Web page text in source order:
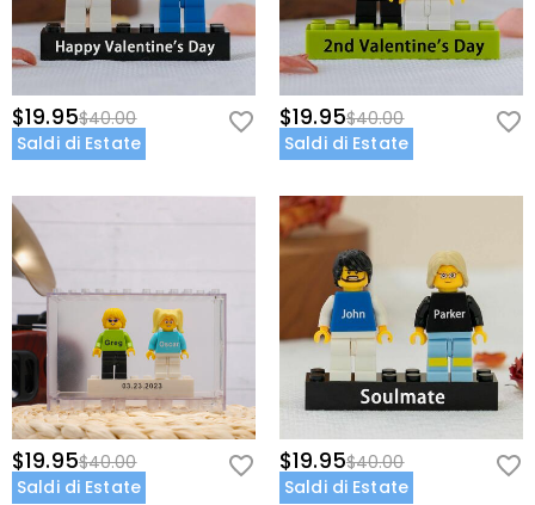
$19.95$40.00
Saldi di Estate
$19.95$40.00
Saldi di Estate
$19.95$40.00
Saldi di Estate
$19.95$40.00
Saldi di Estate